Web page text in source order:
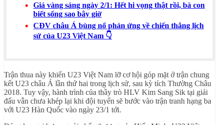
Giá vàng sáng ngày 2/1: Hết hi vọng thật rồi, bà con
biết sống sao bây giờ
CĐV châu Á bùng nổ phản ứng về chiến thắng lịch
sử của U23 Việt Nam 👇
Trận thua này khiến U23 Việt Nam lỡ cơ hội góp mặt ở trận chung
kết U23 châu Á lần thứ hai trong lịch sử, sau kỳ tích Thường Châu
2018. Tuy vậy, hành trình của thầy trò HLV Kim Sang Sik tại giải
đấu vẫn chưa khép lại khi đội tuyển sẽ bước vào trận tranh hạng ba
với U23 Hàn Quốc vào ngày 23/1 tới.